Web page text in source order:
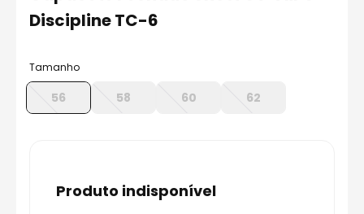
7º axxis fenix
9º capacete ls2
capacete aberto
Discipline TC-6
Tamanho
56 58 60 62
produto indisponível